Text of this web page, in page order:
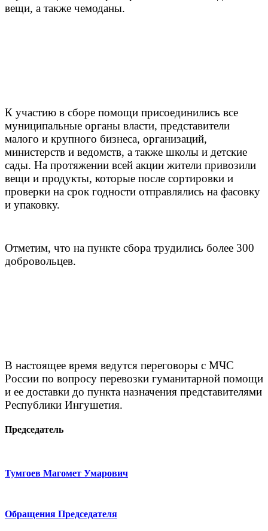
вещи, а также чемоданы.
К участию в сборе помощи присоединились все
муниципальные органы власти, представители
малого и крупного бизнеса, организаций,
министерств и ведомств, а также школы и детские
сады. На протяжении всей акции жители привозили
вещи и продукты, которые после сортировки и
проверки на срок годности отправлялись на фасовку
и упаковку.
Отметим, что на пункте сбора трудились более 300
добровольцев.
В настоящее время ведутся переговоры с МЧС
России по вопросу перевозки гуманитарной помощи
и ее доставки до пункта назначения представителями
Республики Ингушетия.
Председатель
Тумгоев Магомет Умарович
Обращения Председателя